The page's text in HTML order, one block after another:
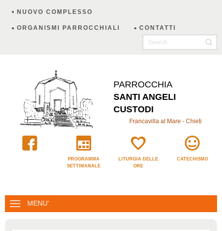
NUOVO COMPLESSO
ORGANISMI PARROCCHIALI CONTATTI
PARROCCHIA
SANTI ANGELI
CUSTODI
Francavilla al Mare - Chieti
PROGRAMMA
SETTIMANALE
LITURGIA DELLE
ORE
CATECHISMO
MENU'